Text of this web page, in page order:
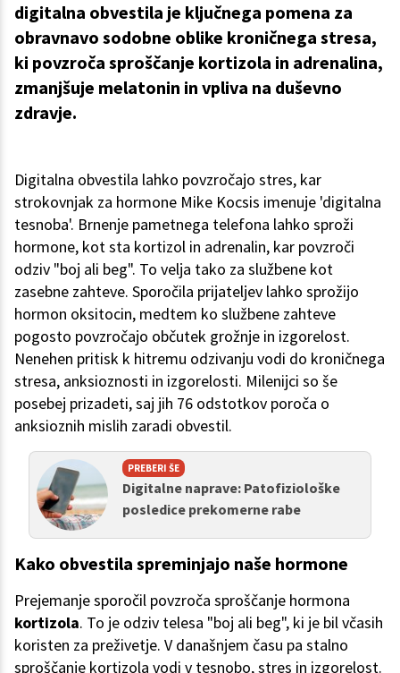
digitalna obvestila je ključnega pomena za
obravnavo sodobne oblike kroničnega stresa,
ki povzroča sproščanje kortizola in adrenalina,
zmanjšuje melatonin in vpliva na duševno
zdravje.
Digitalna obvestila lahko povzročajo stres, kar
strokovnjak za hormone Mike Kocsis imenuje 'digitalna
tesnoba'. Brnenje pametnega telefona lahko sproži
hormone, kot sta kortizol in adrenalin, kar povzroči
odziv "boj ali beg". To velja tako za službene kot
zasebne zahteve. Sporočila prijateljev lahko sprožijo
hormon oksitocin, medtem ko službene zahteve
pogosto povzročajo občutek grožnje in izgorelost.
Nenehen pritisk k hitremu odzivanju vodi do kroničnega
stresa, anksioznosti in izgorelosti. Milenijci so še
posebej prizadeti, saj jih 76 odstotkov poroča o
anksioznih mislih zaradi obvestil.
PREBERI ŠE
Digitalne naprave: Patofiziološke
posledice prekomerne rabe
Kako obvestila spreminjajo naše hormone
Prejemanje sporočil povzroča sproščanje hormona
kortizola. To je odziv telesa "boj ali beg", ki je bil včasih
koristen za preživetje. V današnjem času pa stalno
sproščanje kortizola vodi v tesnobo, stres in izgorelost.